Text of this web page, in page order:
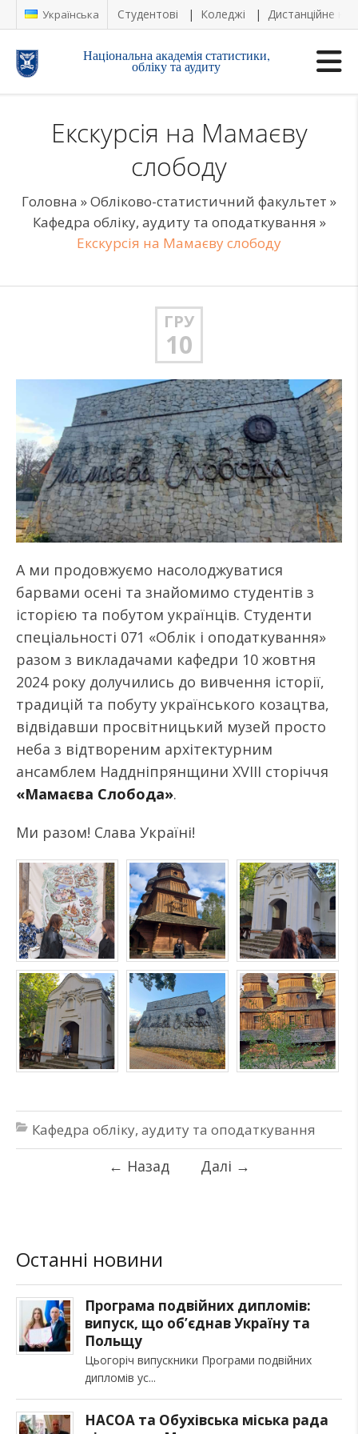
Українська Студентові Коледжі Дистанційне
Національна академія статистики,
обліку та аудиту
Екскурсія на Мамаєву
слободу
Головна »Обліково-статистичний факультет »
Кафедра обліку, аудиту та оподаткування »
Екскурсія на Мамаєву слободу
ГРУ
10
А ми продовжуємо насолоджуватися
барвами осені та знайомимо студентів з
історією та побутом українців. Студенти
спеціальності 071 «Облік і оподаткування»
разом з викладачами кафедри 10 жовтня
2024 року долучились до вивчення історії,
традицій та побуту українського козацтва,
відвідавши просвітницький музей просто
неба з відтвореним архітектурним
ансамблем Наддніпрянщини XVIII сторіччя
«Мамаєва Слобода».
Ми разом! Слава Україні!
Кафедра обліку, аудиту та оподаткування
← Назад Далі →
Останні новини
Програма подвійних дипломів:
випуск, що об’єднав Україну та
Польщу
Цьогоріч випускники Програми подвійних
дипломів ус
НАСОА та Обухівська міська рада